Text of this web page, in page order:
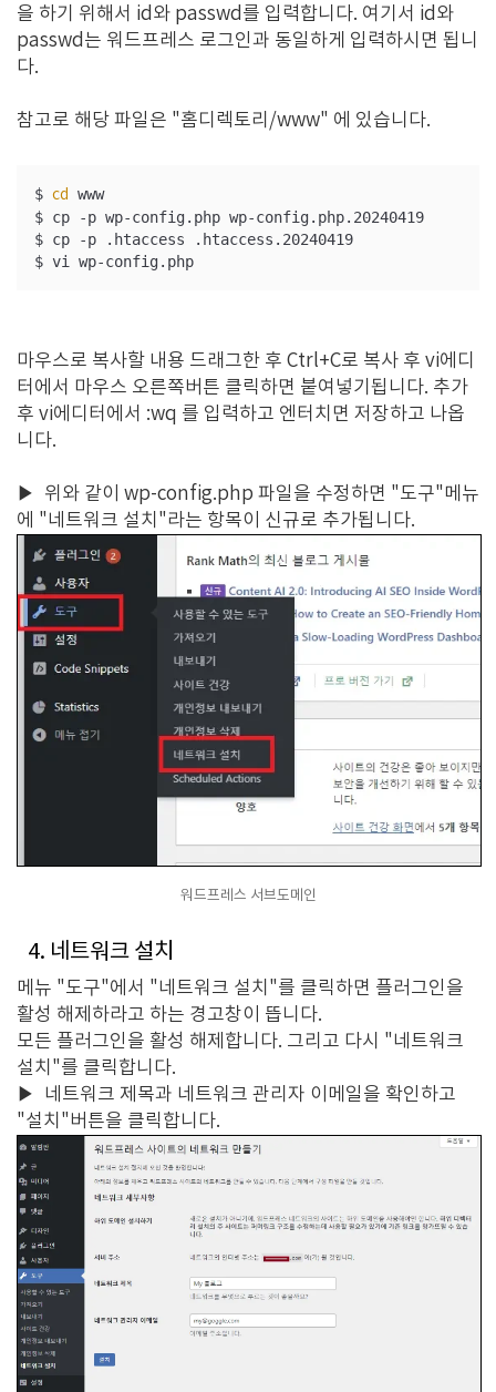
을 하기 위해서 id와 passwd를 입력합니다. 여기서 id와
passwd는 워드프레스 로그인과 동일하게 입력하시면 됩니
다.
참고로 해당 파일은 "홈디렉토리/www" 에 있습니다.
$ cd
www
$ cp -p wp-config.php wp-config.php.20240419
$ cp -p .htaccess .htaccess.20240419
$ vi wp-config.php
마우스로 복사할 내용 드래그한 후 Ctrl+C로 복사 후 vi에디
터에서 마우스 오른쪽버튼 클릭하면 붙여넣기됩니다. 추가
후 vi에디터에서 :wq 를 입력하고 엔터치면 저장하고 나옵
니다.
▶ 위와 같이 wp-config.php 파일을 수정하면 "도구"메뉴
에 "네트워크 설치"라는 항목이 신규로 추가됩니다.
워드프레스 서브도메인
4. 네트워크 설치
메뉴 "도구"에서 "네트워크 설치"를 클릭하면 플러그인을
활성 해제하라고 하는 경고창이 뜹니다.
모든 플러그인을 활성 해제합니다. 그리고 다시 "네트워크
설치"를 클릭합니다.
▶ 네트워크 제목과 네트워크 관리자 이메일을 확인하고
"설치"버튼을 클릭합니다.